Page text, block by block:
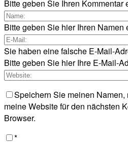
Bitte geben Sie Ihren Kommentar
Bitte geben Sie hier Ihren Namen
Sie haben eine falsche E-Mail-
Bitte geben Sie hier Ihre E-Mail-
Speichern Sie meinen
meine Website für den nächsten
Browser.
*